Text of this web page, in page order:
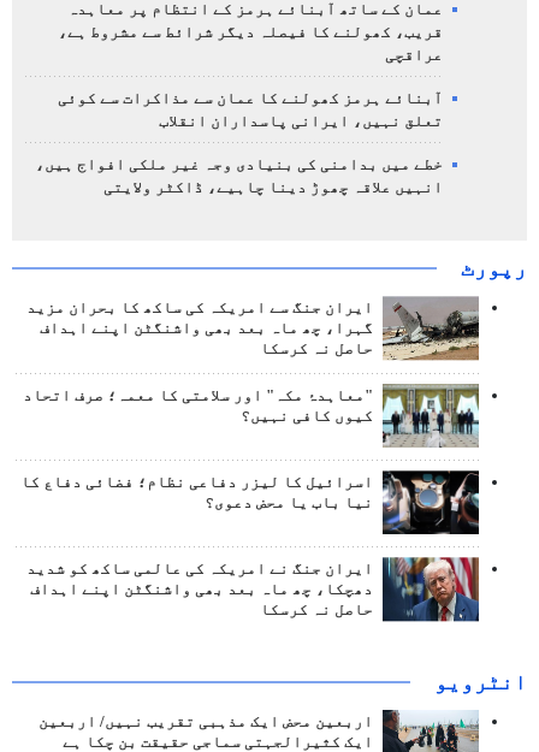
عمان کے ساتھ آبنائے ہرمز کے انتظام پر معاہدہ
قریب، کھولنے کا فیصلہ دیگر شرائط سے مشروط ہے،
عراقچی
آبنائے ہرمز کھولنے کا عمان سے مذاکرات سے کوئی
تعلق نہیں، ایرانی پاسداران انقلاب
خطے میں بدامنی کی بنیادی وجہ غیر ملکی افواج ہیں،
انہیں علاقہ چھوڑ دینا چاہیے، ڈاکٹر ولایتی
رپورٹ
ایران جنگ سے امریکہ کی ساکھ کا بحران مزید
گہرا، چھ ماہ بعد بھی واشنگٹن اپنے اہداف
حاصل نہ کرسکا
"معاہدۂ مکہ" اور سلامتی کا معمہ؛ صرف اتحاد
کیوں کافی نہیں؟
اسرائیل کا لیزر دفاعی نظام؛ فضائی دفاع کا
نیا باب یا محض دعوی؟
ایران جنگ نے امریکہ کی عالمی ساکھ کو شدید
دھچکا، چھ ماہ بعد بھی واشنگٹن اپنے اہداف
حاصل نہ کرسکا
انٹرويو
اربعین محض ایک مذہبی تقریب نہیں/ اربعین
ایک کثیرالجہتی سماجی حقیقت بن چکا ہے